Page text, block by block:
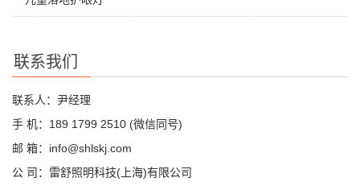
联系我们
联系人：尹经理
手 机：189 1799 2510 (微信同号)
邮 箱：info@shlskj.com
公 司：雷舒照明科技(上海)有限公司